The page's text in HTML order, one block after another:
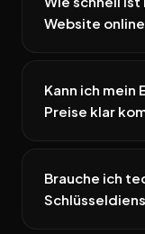
Website
Kann ich mein
Preise klar
Brauche ich